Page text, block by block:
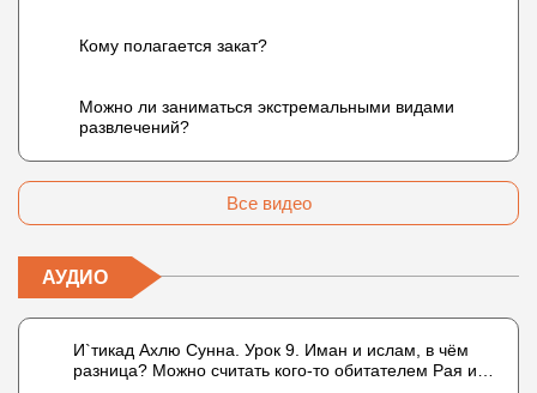
Кому полагается закат?
Можно ли заниматься экстремальными видами
развлечений?
Все видео
АУДИО
И`тикад Ахлю Сунна. Урок 9. Иман и ислам, в чём
разница? Можно считать кого-то обитателем Рая или